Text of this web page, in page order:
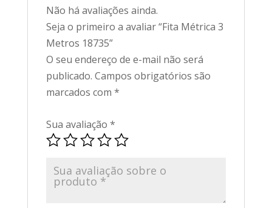
Não há avaliações ainda.
Seja o primeiro a avaliar “Fita Métrica 3
Metros 18735”
O seu endereço de e-mail não será
publicado. Campos obrigatórios são
marcados com *
Sua avaliação *